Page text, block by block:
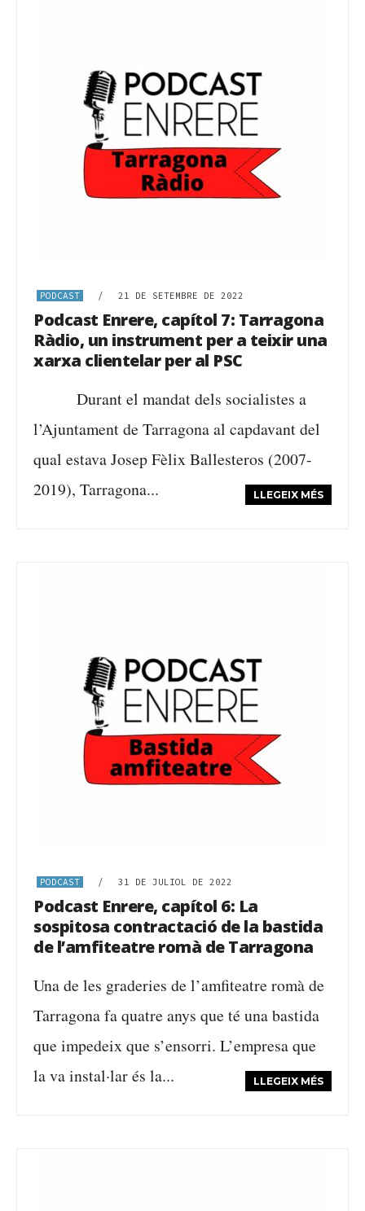
PODCAST / 21 DE SETEMBRE DE 2022
Podcast Enrere, capítol 7: Tarragona
Ràdio, un instrument per a teixir una
xarxa clientelar per al PSC
Durant el mandat dels socialistes a
l’Ajuntament de Tarragona al capdavant del
qual estava Josep Fèlix Ballesteros (2007-
2019), Tarragona...
LLEGEIX MÉS
PODCAST / 31 DE JULIOL DE 2022
Podcast Enrere, capítol 6: La
sospitosa contractació de la bastida
de l’amfiteatre romà de Tarragona
Una de les graderies de l’amfiteatre romà de
Tarragona fa quatre anys que té una bastida
que impedeix que s’ensorri. L’empresa que
la va instal·lar és la...
LLEGEIX MÉS